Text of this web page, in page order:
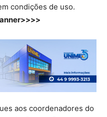
condições de uso.
aos coordenadores do